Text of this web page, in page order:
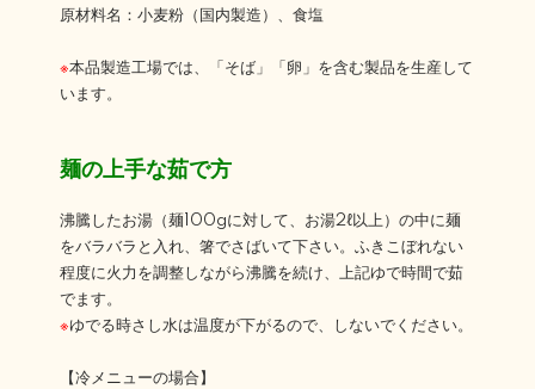
原材料名：小麦粉（国内製造）、食塩
※本品製造工場では、「そば」「卵」を含む製品を生産して
います。
麺の上手な茹で方
沸騰したお湯（麺100gに対して、お湯2ℓ以上）の中に麺
をバラバラと入れ、箸でさばいて下さい。ふきこぼれない
程度に火力を調整しながら沸騰を続け、上記ゆで時間で茹
でます。
※ゆでる時さし水は温度が下がるので、しないでください。
【冷メニューの場合】